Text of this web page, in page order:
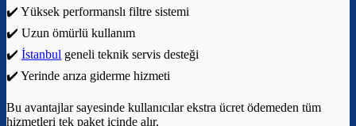
✔️ Yüksek performanslı filtre sistemi
✔️ Uzun ömürlü kullanım
✔️ İstanbul geneli teknik servis desteği
✔️ Yerinde arıza giderme hizmeti
Bu avantajlar sayesinde kullanıcılar ekstra ücret ödemeden tüm
hizmetleri tek paket içinde alır.